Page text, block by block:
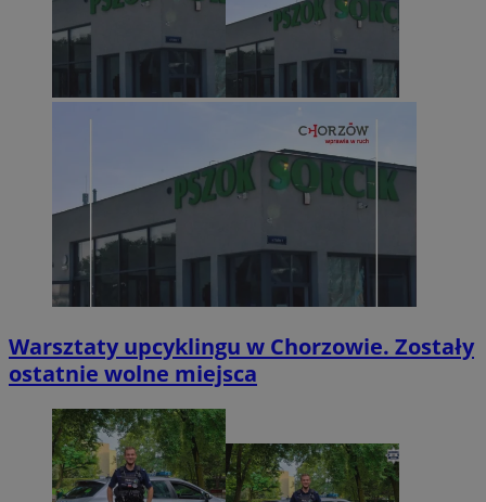
Warsztaty upcyklingu w Chorzowie. Zostały
ostatnie wolne miejsca